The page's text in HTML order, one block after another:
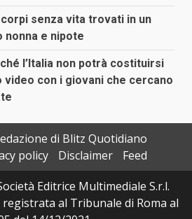
senza vita trovati in un
nonna e nipote
l’Italia non potrà costituirsi
video con i giovani che cercano
di Blitz Quotidiano
policy Disclaimer
Feed
Editrice Multimediale S.r.l.
al Tribunale di Roma al